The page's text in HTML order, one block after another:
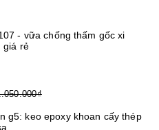
- vữa chống thấm gốc xi
giá rẻ
g5: keo epoxy khoan cấy thép